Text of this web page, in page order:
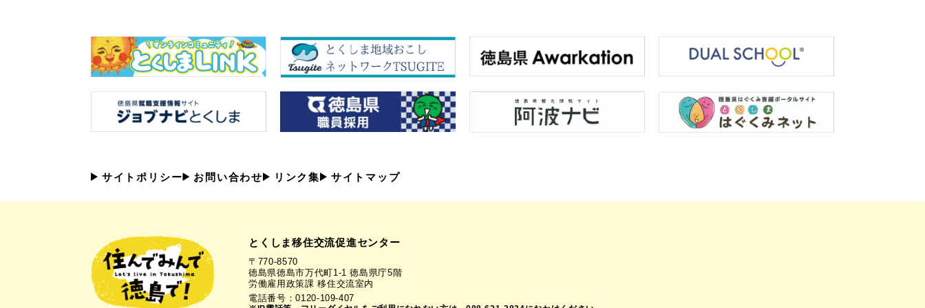
サイトポリシー お問い合わせ リンク集 サイトマップ
とくしま移住交流促進センター
〒770-8570
徳島県徳島市万代町1-1 徳島県庁5階
労働雇用政策課 移住交流室内
電話番号：0120-109-407